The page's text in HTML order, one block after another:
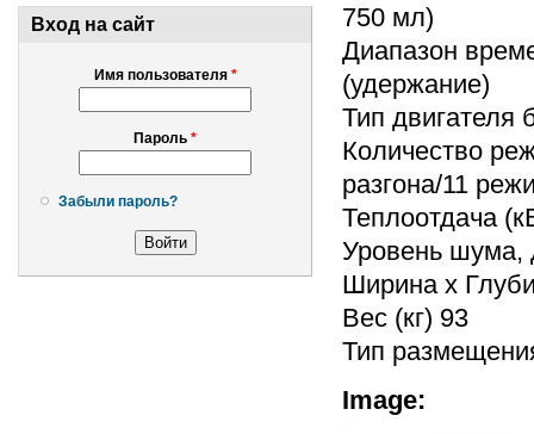
Вход на сайт
Имя пользователя *
Пароль *
Забыли пароль?
750 мл)
Диапазон
(удержание)
Тип двигателя
Количество
разгона/11
Теплоотдача
Уровень шума,
Ширина х
Вес (кг) 93
Тип
Image: